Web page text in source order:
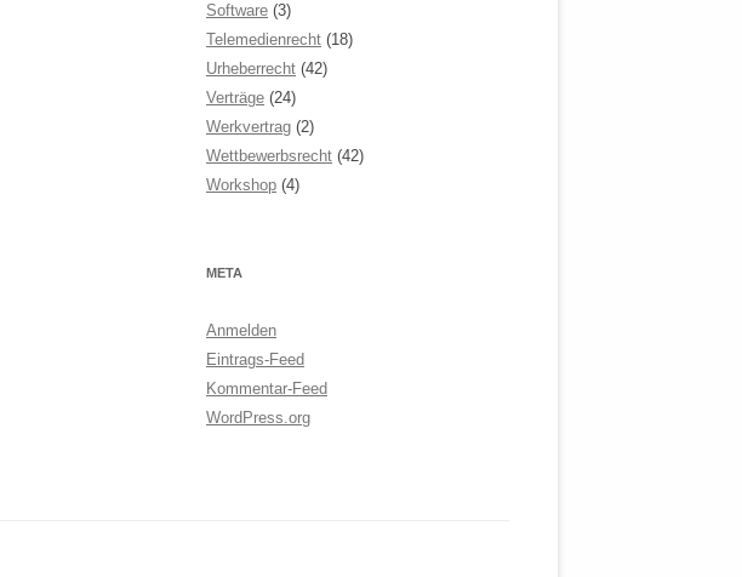
Software (3)
Telemedienrecht (18)
Urheberrecht (42)
Verträge (24)
Werkvertrag (2)
Wettbewerbsrecht (42)
Workshop (4)
META
Anmelden
Eintrags-Feed
Kommentar-Feed
WordPress.org